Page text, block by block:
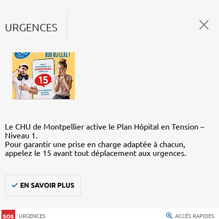
URGENCES
Le CHU de Montpellier active le Plan Hôpital en Tension –
Niveau 1.
Pour garantir une prise en charge adaptée à chacun,
appelez le 15 avant tout déplacement aux urgences.
EN SAVOIR PLUS
URGENCES ACCÈS RAPIDES